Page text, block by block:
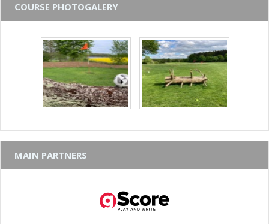
COURSE PHOTOGALERY
MAIN PARTNERS